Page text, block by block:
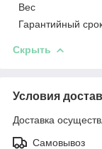
Вес
Гарантийный
Скрыть
Условия
Доставка
Самовывоз